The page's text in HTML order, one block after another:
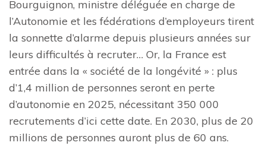
Bourguignon, ministre déléguée en charge de
l’Autonomie et les fédérations d’employeurs tirent
la sonnette d’alarme depuis plusieurs années sur
leurs difficultés à recruter… Or, la France est
entrée dans la « société de la longévité » : plus
d’1,4 million de personnes seront en perte
d’autonomie en 2025, nécessitant 350 000
recrutements d’ici cette date. En 2030, plus de 20
millions de personnes auront plus de 60 ans.